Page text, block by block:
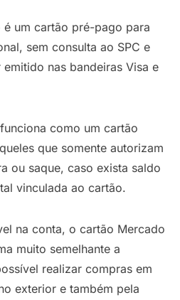
um cartão pré-pago para
sem consulta ao SPC e
emitido nas bandeiras Visa e
como um cartão
que somente autorizam
ou saque, caso exista saldo
vinculada ao cartão.
na conta, o cartão Mercado
muito semelhante a
realizar compras em
exterior e também pela